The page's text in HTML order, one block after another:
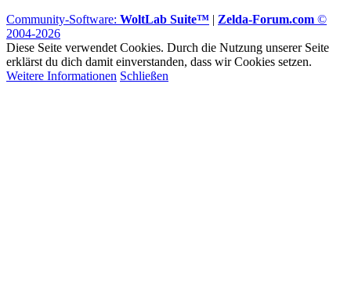
Community-Software: WoltLab Suite™ | Zelda-Forum.com ©
2004-2026
Diese Seite verwendet Cookies. Durch die Nutzung unserer Seite
erklärst du dich damit einverstanden, dass wir Cookies setzen.
Weitere Informationen Schließen